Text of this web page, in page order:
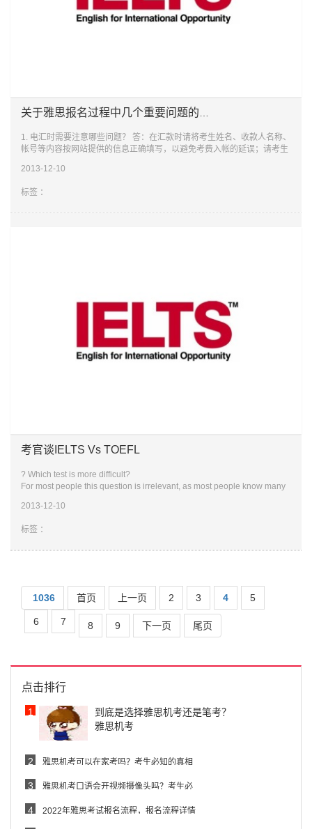
1. 电汇时需要注意哪些问题？ 答：在汇款时请将考生姓名、收款人名称、
帐号等内容按网站提供的信息正确填写，以避免考费入帐的延误；请考生
够
2013-12-10
标签 ：
考官谈IELTS Vs TOEFL
? Which test is more difficult?
For most people this question is irrelevant, as most people know many
institutions will accept
2013-12-10
标签 ：
1036 首页 上一页 2 3 4 5
6 7 8 9 下一页 尾页
点击排行
1
到底是选择雅思机考还是笔考？
雅思机考
2 雅思机考可以在家考吗？考生必知的真相
3 雅思机考口语会开视频摄像头吗？考生必
4 2022年雅思考试报名流程，报名流程详情